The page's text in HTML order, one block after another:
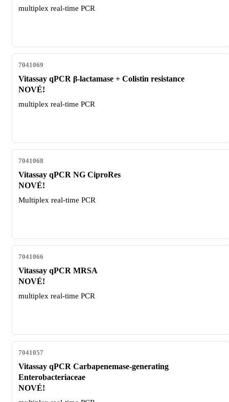
multiplex real-time PCR
7041069
Vitassay qPCR β-lactamase + Colistin resistance
NOVÉ!
multiplex real-time PCR
7041068
Vitassay qPCR NG CiproRes
NOVÉ!
Multiplex real-time PCR
7041066
Vitassay qPCR MRSA
NOVÉ!
multiplex real-time PCR
7041057
Vitassay qPCR Carbapenemase-generating
Enterobacteriaceae
NOVÉ!